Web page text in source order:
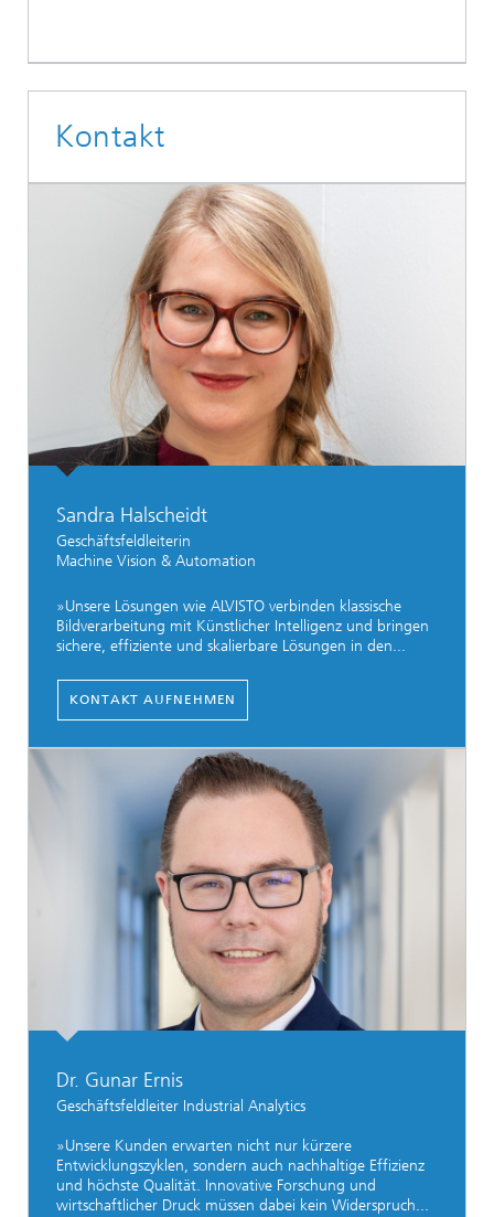
Kontakt
Sandra Halscheidt
Geschäftsfeldleiterin
Machine Vision & Automation
»Unsere Lösungen wie ALVISTO verbinden klassische
Bildverarbeitung mit Künstlicher Intelligenz und bringen
sichere, effiziente und skalierbare Lösungen in den...
KONTAKT AUFNEHMEN
Dr. Gunar Ernis
Geschäftsfeldleiter Industrial Analytics
»Unsere Kunden erwarten nicht nur kürzere
Entwicklungszyklen, sondern auch nachhaltige Effizienz
und höchste Qualität. Innovative Forschung und
wirtschaftlicher Druck müssen dabei kein Widerspruch...